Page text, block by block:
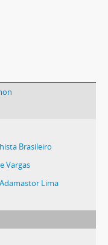
Brasileiro
Vargas
Lima